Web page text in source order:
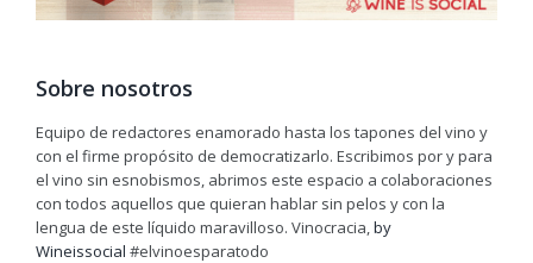
Sobre nosotros
Equipo de redactores enamorado hasta los tapones del vino y
con el firme propósito de democratizarlo. Escribimos por y para
el vino sin esnobismos, abrimos este espacio a colaboraciones
con todos aquellos que quieran hablar sin pelos y con la
lengua de este líquido maravilloso. Vinocracia,by
Wineissocial #elvinoesparatodo